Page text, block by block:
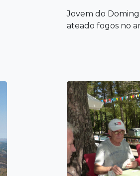
Jovem do
ateado fogos no